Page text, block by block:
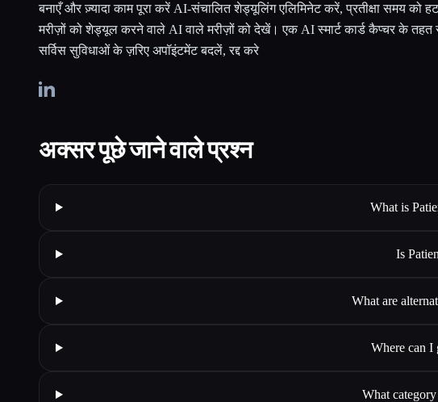
बनाएँ और ज़्यादा काम पूरा करें AI-संचालित शेड्यूलिंग एलिमिनेट करें, प्रतीक्षा समय को
मरीज़ों को शेड्यूल करने वाले AI वाले मरीज़ों को देखें। एक AI स्मार्ट कार्ड कैप्चर के
सर्विस सुविधाओं के ज़रिए अपॉइंटमेंट बदलें, रद्द करे
अक्सर पूछे जाने वाले प्रश्न
What is
Is
What are
Where can I
What